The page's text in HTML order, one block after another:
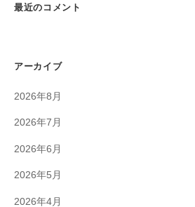
最近のコメント
アーカイブ
2026年8月
2026年7月
2026年6月
2026年5月
2026年4月